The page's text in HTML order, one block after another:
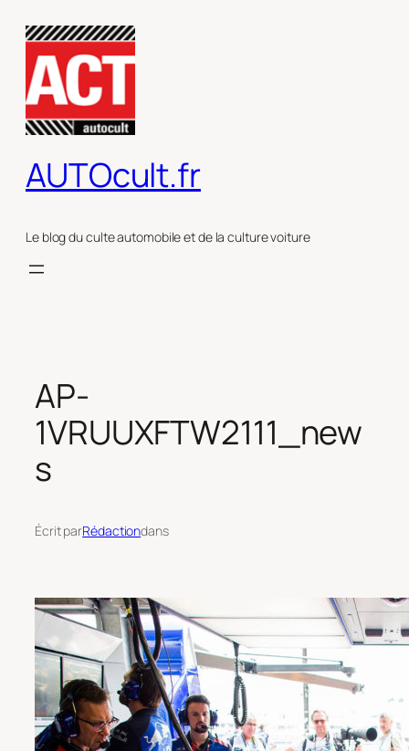
contenu
AUTOcult.fr
Le blog du culte automobile et de la culture voiture
AP-
1VRUUXFTW2111_new
s
Écrit parRédactiondans